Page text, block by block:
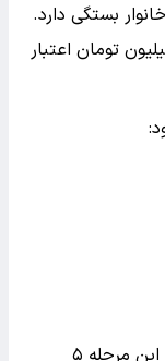
اعضای خانوار بستگی دارد.
تومان اعتبار
در نتیجه بسیاری از خانوارهای پنج نفره در این مرحله ۵